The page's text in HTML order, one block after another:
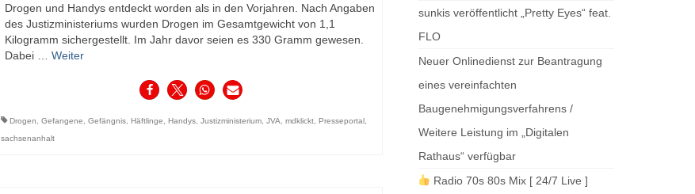
Drogen und Handys entdeckt worden als in den Vorjahren. Nach Angaben
des Justizministeriums wurden Drogen im Gesamtgewicht von 1,1
Kilogramm sichergestellt. Im Jahr davor seien es 330 Gramm gewesen.
Dabei … Weiter
Drogen Gefangene Gefängnis, Häftlinge Handys, Justizministerium, JVA mdklickt, Presseportal,
sachsenanhalt
sunkis veröffentlicht „Pretty Eyes“ feat.
FLO
Neuer Onlinedienst zur Beantragung
eines vereinfachten
Baugenehmigungsverfahrens /
Weitere Leistung im „Digitalen
Rathaus“ verfügbar
Radio 70s 80s Mix [ 24/7 Live ]